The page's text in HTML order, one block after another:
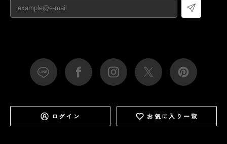
ログイン お気に入り一覧